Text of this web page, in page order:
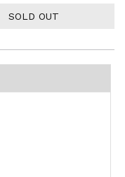
SOLD OUT